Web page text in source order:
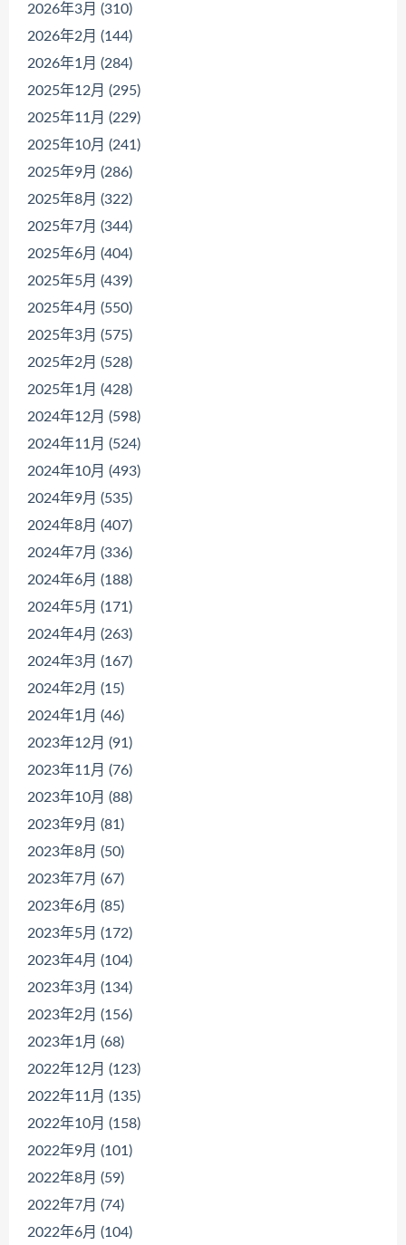
2026年3月 (310)
2026年2月 (144)
2026年1月 (284)
2025年12月 (295)
2025年11月 (229)
2025年10月 (241)
2025年9月 (286)
2025年8月 (322)
2025年7月 (344)
2025年6月 (404)
2025年5月 (439)
2025年4月 (550)
2025年3月 (575)
2025年2月 (528)
2025年1月 (428)
2024年12月 (598)
2024年11月 (524)
2024年10月 (493)
2024年9月 (535)
2024年8月 (407)
2024年7月 (336)
2024年6月 (188)
2024年5月 (171)
2024年4月 (263)
2024年3月 (167)
2024年2月 (15)
2024年1月 (46)
2023年12月 (91)
2023年11月 (76)
2023年10月 (88)
2023年9月 (81)
2023年8月 (50)
2023年7月 (67)
2023年6月 (85)
2023年5月 (172)
2023年4月 (104)
2023年3月 (134)
2023年2月 (156)
2023年1月 (68)
2022年12月 (123)
2022年11月 (135)
2022年10月 (158)
2022年9月 (101)
2022年8月 (59)
2022年7月 (74)
2022年6月 (104)